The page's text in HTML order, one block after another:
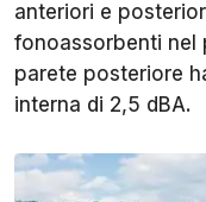
anteriori e
fonoassorbenti nel
parete posteriore
interna di 2,5 dBA.